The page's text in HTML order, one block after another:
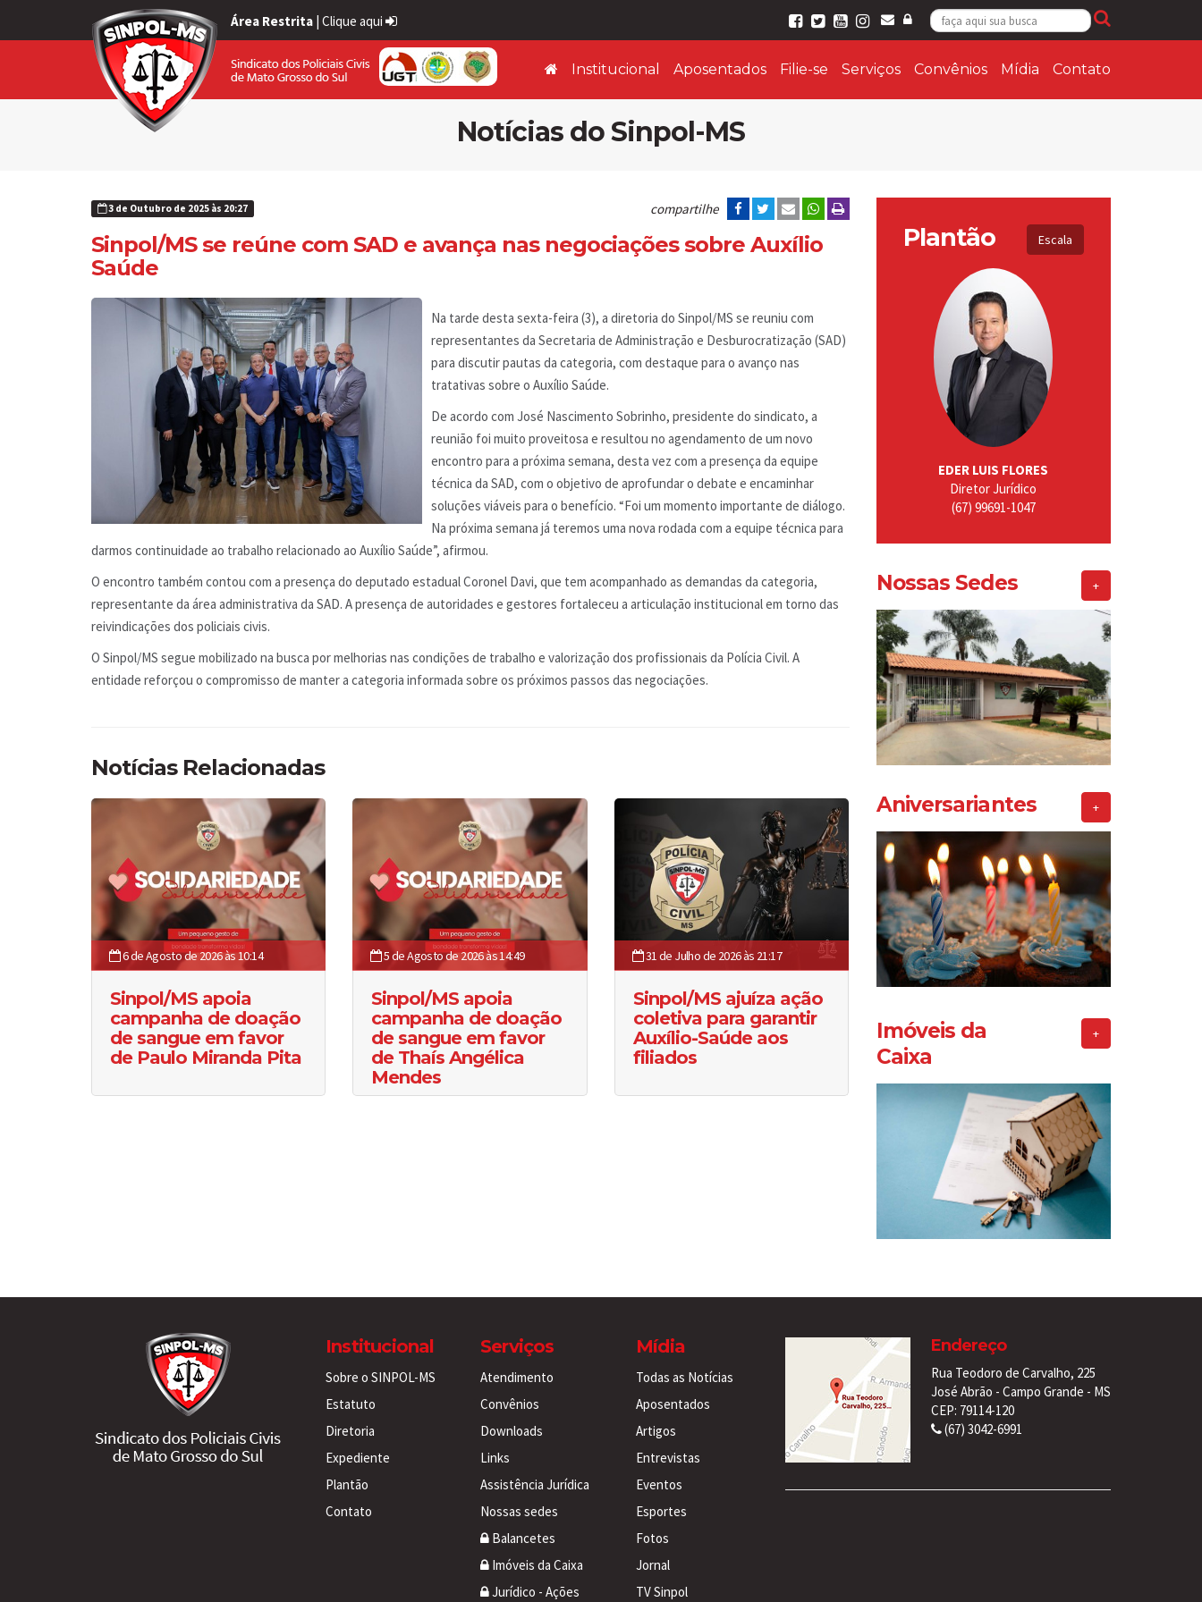
Área Restrita | Clique aqui
Institucional Aposentados Filie-se Serviços Convênios Mídia Contato
Notícias do Sinpol-MS
3 de Outubro de 2025 às 20:27 compartilhe
Sinpol/MS se reúne com SAD e avança nas negociações sobre Auxílio
Saúde
Na tarde desta sexta-feira (3), a diretoria do Sinpol/MS se reuniu com
representantes da Secretaria de Administração e Desburocratização (SAD)
para discutir pautas da categoria, com destaque para o avanço nas
tratativas sobre o Auxílio Saúde.
De acordo com José Nascimento Sobrinho, presidente do sindicato, a
reunião foi muito proveitosa e resultou no agendamento de um novo
encontro para a próxima semana, desta vez com a presença da equipe
técnica da SAD, com o objetivo de aprofundar o debate e encaminhar
soluções viáveis para o benefício. “Foi um momento importante de diálogo.
Na próxima semana já teremos uma nova rodada com a equipe técnica para
darmos continuidade ao trabalho relacionado ao Auxílio Saúde”, afirmou.
O encontro também contou com a presença do deputado estadual Coronel Davi, que tem acompanhado as demandas da categoria,
representante da área administrativa da SAD. A presença de autoridades e gestores fortaleceu a articulação institucional em torno das
reivindicações dos policiais civis.
O Sinpol/MS segue mobilizado na busca por melhorias nas condições de trabalho e valorização dos profissionais da Polícia Civil. A
entidade reforçou o compromisso de manter a categoria informada sobre os próximos passos das negociações.
Notícias Relacionadas
6 de Agosto de 2026 às 10:14
Sinpol/MS apoia
campanha de doação
de sangue em favor
de Paulo Miranda Pita
5 de Agosto de 2026 às 14:49
Sinpol/MS apoia
campanha de doação
de sangue em favor
de Thaís Angélica
Mendes
31 de Julho de 2026 às 21:17
Sinpol/MS ajuíza ação
coletiva para garantir
Auxílio-Saúde aos
filiados
Plantão Escala
EDER LUIS FLORES
Diretor Jurídico
(67) 99691-1047
Nossas Sedes +
Aniversariantes +
Imóveis da
Caixa
+
Institucional
Sobre o SINPOL-MS
Estatuto
Diretoria
Expediente
Plantão
Contato
Serviços
Atendimento
Convênios
Downloads
Links
Assistência Jurídica
Nossas sedes
Balancetes
Imóveis da Caixa
Jurídico - Ações
Mídia
Todas as Notícias
Aposentados
Artigos
Entrevistas
Eventos
Esportes
Fotos
Jornal
TV Sinpol
Endereço
Rua Teodoro de Carvalho, 225
José Abrão - Campo Grande - MS
CEP: 79114-120
(67) 3042-6991